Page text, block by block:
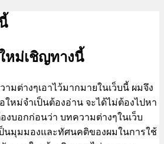
หม่เชิญทางนี้
มต่างๆเอาไว้มากมายในเว็บนี้ ผมจึง
หม่จำเป็นต้องอ่าน จะได้ไม่ต้องไปหา
บอกก่อนว่า บทความต่างๆในเว็บ
ป็นมุมมองและทัศนคติของผมในการใช้